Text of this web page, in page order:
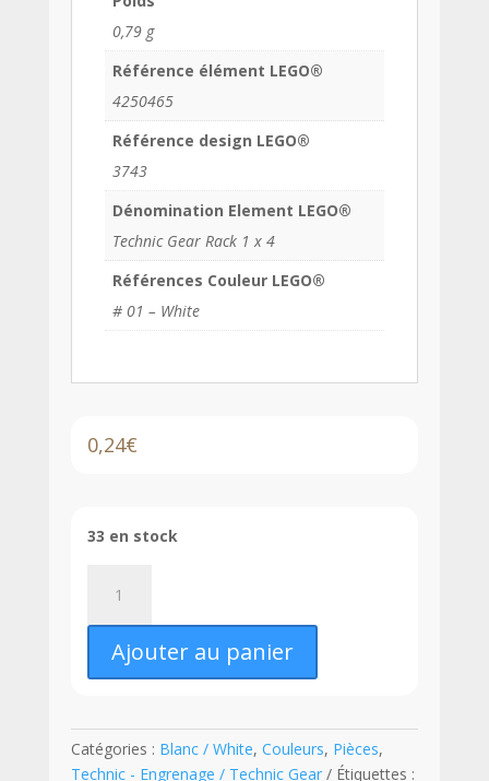
0,79 g
Référence élément LEGO®
4250465
Référence design LEGO®
3743
Dénomination Element LEGO®
Technic Gear Rack 1 x 4
Références Couleur LEGO®
# 01 – White
0,24€
33 en stock
LEGO®
Barre
/
1
x
Ajouter au panier
Catégories : Blanc / White, Couleurs, Pièces,
Technic - Engrenage / Technic Gear
Étiquettes :